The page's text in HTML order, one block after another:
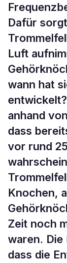
Dafür
Luft
wann hat
anhand
dass
vor rund
Knochen,
Zeit noch
waren. Die
dass die